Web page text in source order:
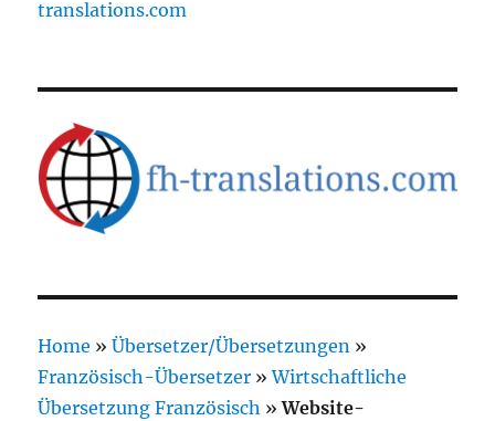
translations.com
Home »Übersetzer/Übersetzungen »
Französisch-Übersetzer »Wirtschaftliche
Übersetzung Französisch »Website-